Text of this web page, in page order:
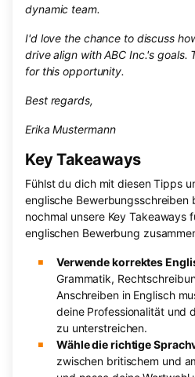
dynamic team.
I'd love the chance to discuss
drive align with ABC Inc.'s goals.
for this opportunity.
Best regards,
Erika Mustermann
Key Takeaways
Fühlst du dich mit diesen Tipps
englische Bewerbungsschreiben
nochmal unsere Key Takeaways
englischen Bewerbung
Verwende korrektes
Grammatik,
Anschreiben in Englisch
deine Professionalität und
zu unterstreichen.
Wähle die richtige
zwischen britischem und